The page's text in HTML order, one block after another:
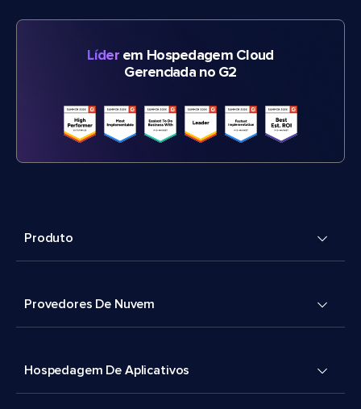
Líderem Hospedagem Cloud
Gerenciada no G2
Produto
Provedores De Nuvem
Hospedagem De Aplicativos